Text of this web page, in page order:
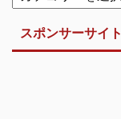
スポンサーサイト